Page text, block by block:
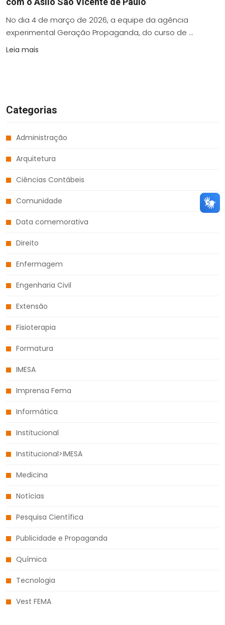
No dia 4 de março de 2026, a equipe da agência
experimental Geração Propaganda, do curso de ...
Leia mais
Categorias
Administração
Arquitetura
Ciências Contábeis
Comunidade
Data comemorativa
Direito
Enfermagem
Engenharia Civil
Extensão
Fisioterapia
Formatura
IMESA
Imprensa Fema
Informática
Institucional
Institucional>IMESA
Medicina
Notícias
Pesquisa Científica
Publicidade e Propaganda
Química
Tecnologia
Vest FEMA